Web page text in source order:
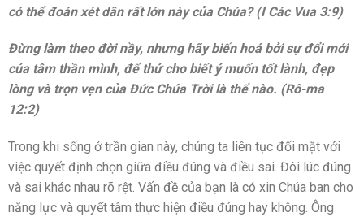
có thể đoán xét dân rất lớn này của Chúa? (I Các Vua 3:9)
Đừng làm theo đời nầy, nhưng hãy biến hoá bởi sự đổi mới
của tâm thần mình, để thử cho biết ý muốn tốt lành, đẹp
lòng và trọn vẹn của Đức Chúa Trời là thể nào. (Rô-ma
12:2)
Trong khi sống ở trần gian này, chúng ta liên tục đối mặt với
việc quyết định chọn giữa điều đúng và điều sai. Đôi lúc đúng
và sai khác nhau rõ rệt. Vấn đề của bạn là có xin Chúa ban cho
năng lực và quyết tâm thực hiện điều đúng hay không. Ông